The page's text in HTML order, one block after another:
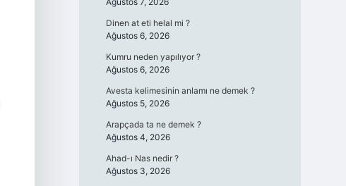
Dinen at eti helal mi ?
Ağustos 6, 2026
Kumru neden yapılıyor ?
Ağustos 6, 2026
Avesta kelimesinin anlamı ne demek ?
Ağustos 5, 2026
Arapçada ta ne demek ?
Ağustos 4, 2026
Ahad-ı Nas nedir ?
Ağustos 3, 2026